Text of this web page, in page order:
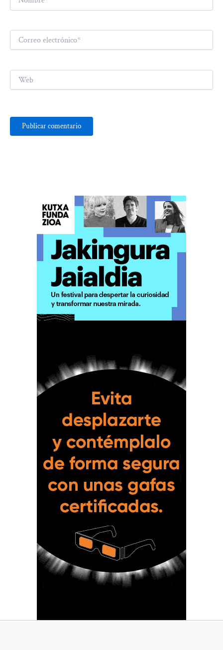
electrónico*
Web